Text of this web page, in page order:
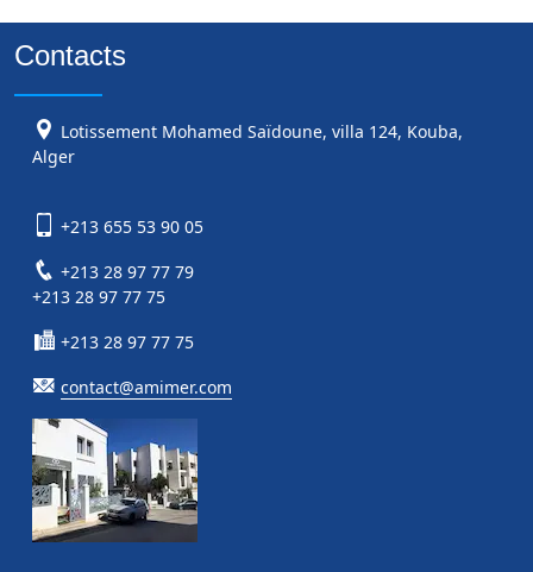
Contacts
Lotissement Mohamed Saïdoune, villa 124, Kouba,
Alger
+213 655 53 90 05
+213 28 97 77 79
+213 28 97 77 75
+213 28 97 77 75
contact@amimer.com